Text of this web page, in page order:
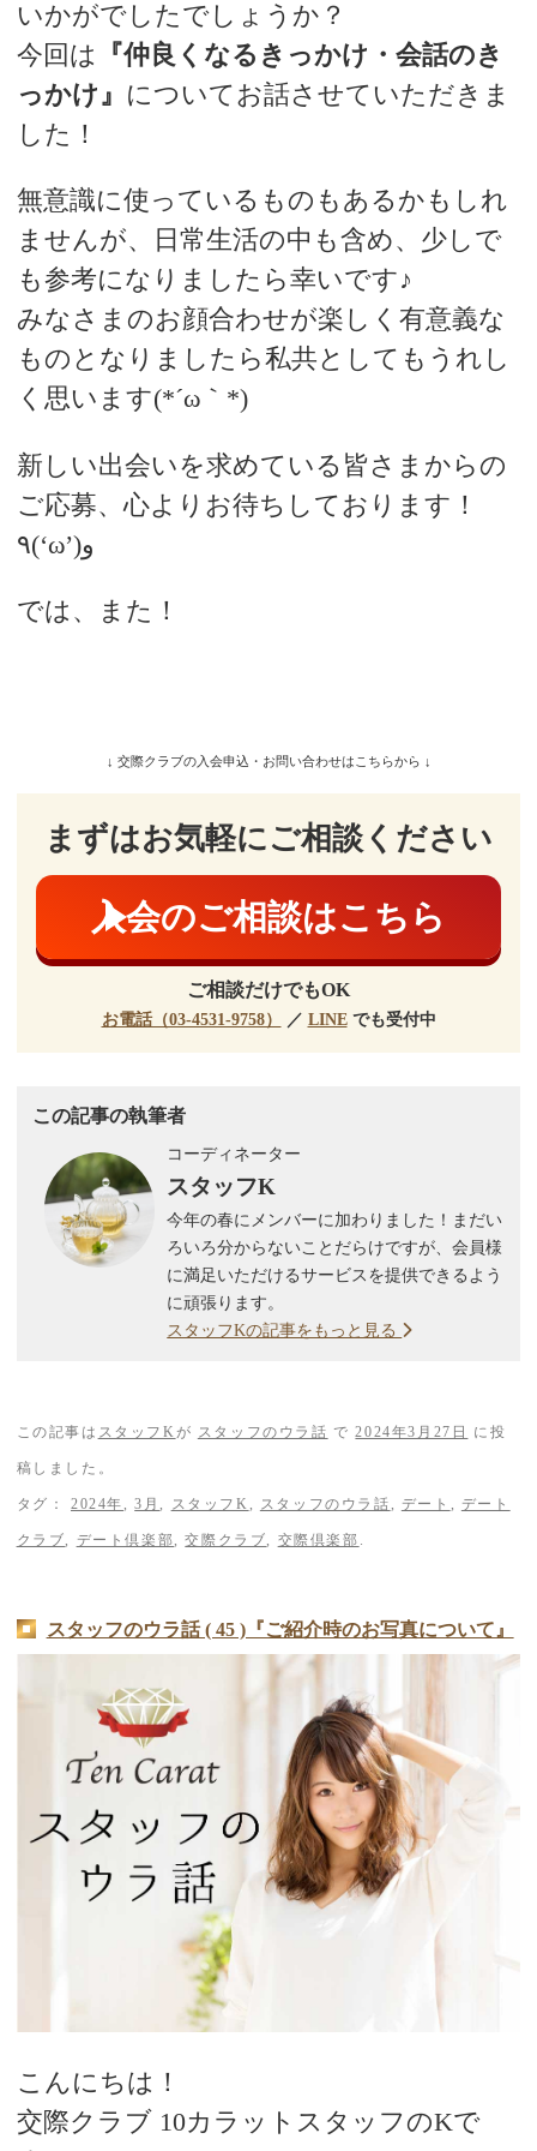
いかがでしたでしょうか？
今回は
『仲良くなるきっかけ・会話のき
っかけ』 についてお話させていただきま
した！
無意識に使っているものもあるかもしれ
ませんが、日常生活の中も含め、少しで
も参考になりましたら幸いです♪
みなさまのお顔合わせが楽しく有意義な
ものとなりましたら私共としてもうれし
く思います(*´ω｀*)
新しい出会いを求めている皆さまからの
ご応募、心よりお待ちしております！
٩(‘ω’)و
では、また！
↓ 交際クラブの入会申込・お問い合わせはこちらから ↓
まずはお気軽にご相談ください
入会のご相談はこちら
ご相談だけでもOK
お電話（03-4531-9758） ／ LINEでも受付中
この記事の執筆者
コーディネーター
スタッフK
今年の春にメンバーに加わりました！まだい
ろいろ分からないことだらけですが、会員様
に満足いただけるサービスを提供できるよう
に頑張ります。
スタッフKの記事をもっと見る
この記事は スタッフKが スタッフのウラ話 で2024年3月27日 に投
稿しました。
タグ： 2024年,3月, スタッフK, スタッフのウラ話, デート , デート
クラブ, デート倶楽部,交際クラブ, 交際倶楽部 .
スタッフのウラ話 ( 45 )『ご紹介時のお写真について』
こんにちは！
交際クラブ 10カラットスタッフのKで